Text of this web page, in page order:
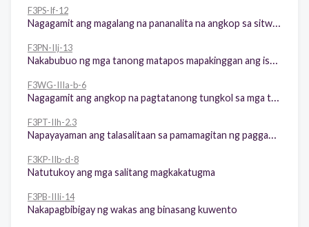
F3PS-If-12
F3PN-IIj-13
F3WG-IIIa-b-6
F3PT-IIh-2.3
F3KP-IIb-d-8
Natutukoy ang mga salitang magkakatugma
F3PB-IIIi-14
Nakapagbibigay ng wakas ang binasang kuwento